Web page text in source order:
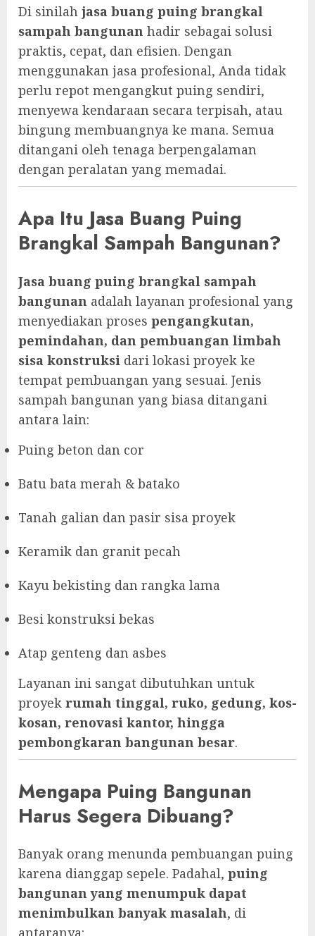
Di sinilah jasa buang puing brangkal
sampah bangunan hadir sebagai solusi
praktis, cepat, dan efisien. Dengan
menggunakan jasa profesional, Anda tidak
perlu repot mengangkut puing sendiri,
menyewa kendaraan secara terpisah, atau
bingung membuangnya ke mana. Semua
ditangani oleh tenaga berpengalaman
dengan peralatan yang memadai.
Apa Itu Jasa Buang Puing
Brangkal Sampah Bangunan?
Jasa buang puing brangkal sampah
bangunan adalah layanan profesional yang
menyediakan proses pengangkutan,
pemindahan, dan pembuangan limbah
sisa konstruksi dari lokasi proyek ke
tempat pembuangan yang sesuai. Jenis
sampah bangunan yang biasa ditangani
antara lain:
Puing beton dan cor
Batu bata merah & batako
Tanah galian dan pasir sisa proyek
Keramik dan granit pecah
Kayu bekisting dan rangka lama
Besi konstruksi bekas
Atap genteng dan asbes
Layanan ini sangat dibutuhkan untuk
proyek rumah tinggal, ruko, gedung, kos-
kosan, renovasi kantor, hingga
pembongkaran bangunan besar.
Mengapa Puing Bangunan
Harus Segera Dibuang?
Banyak orang menunda pembuangan puing
karena dianggap sepele. Padahal, puing
bangunan yang menumpuk dapat
menimbulkan banyak masalah, di
antaranya: